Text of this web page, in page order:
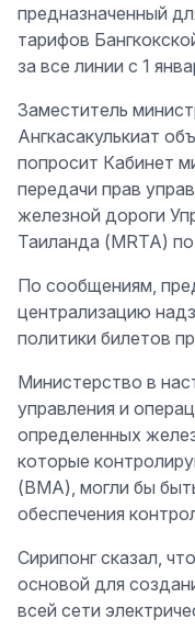
предназначенный
тарифов
за все линии с 1
Заместитель
Ангкасакулькиат
попросит Кабинет
передачи прав
железной дороги
Таиланда (MRTA)
По сообщениям,
централизацию
политики билетов
Министерство в
управления и
определенных
которые
(BMA), могли бы
обеспечения
Сирипонг сказал,
основой для
всей сети